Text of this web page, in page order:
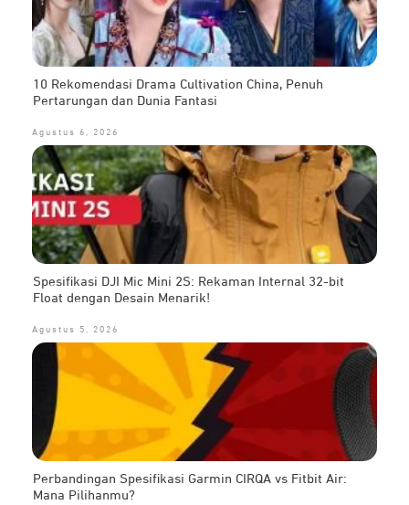
10 Rekomendasi Drama Cultivation China, Penuh
Pertarungan dan Dunia Fantasi
Agustus 6, 2026
Spesifikasi DJI Mic Mini 2S: Rekaman Internal 32-bit
Float dengan Desain Menarik!
Agustus 5, 2026
Perbandingan Spesifikasi Garmin CIRQA vs Fitbit Air:
Mana Pilihanmu?